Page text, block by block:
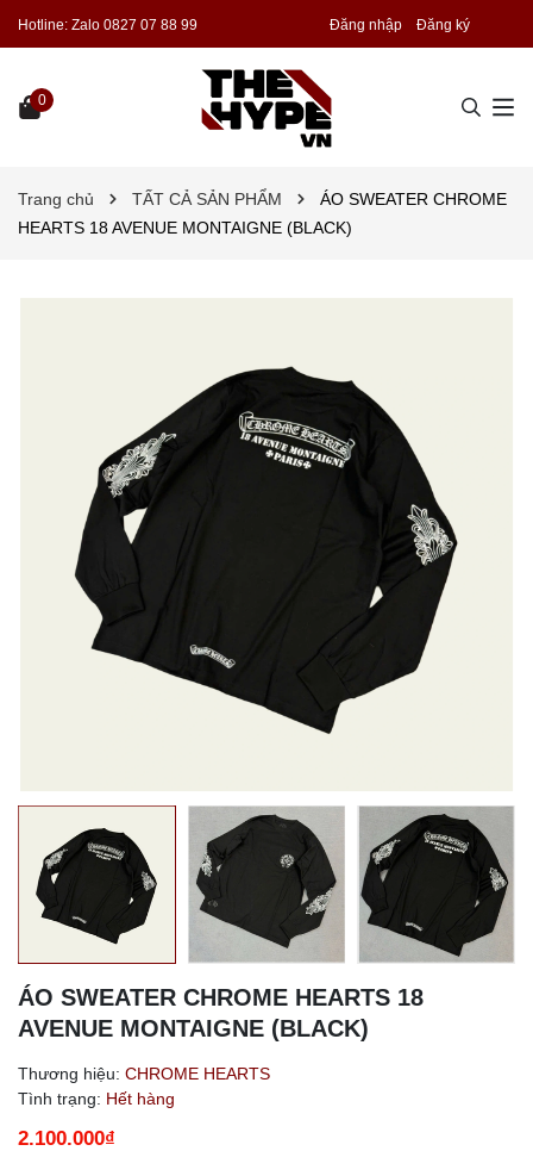
Hotline: Zalo 0827 07 88 99 Đăng nhập Đăng ký
0
Trang chủ TẤT CẢ SẢN PHẨM
ÁO SWEATER CHROME
HEARTS 18 AVENUE MONTAIGNE (BLACK)
ÁO SWEATER CHROME HEARTS 18
AVENUE MONTAIGNE (BLACK)
Thương hiệu: CHROME HEARTS
Tình trạng: Hết hàng
2.100.000₫